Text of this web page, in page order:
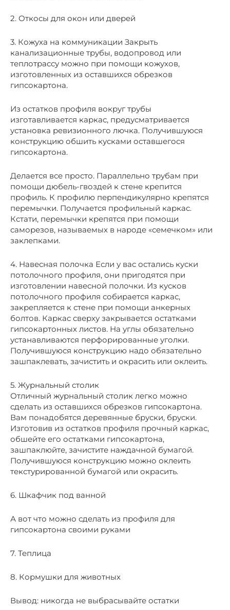
2. Откосы для окон или дверей
3. Кожуха на коммуникации Закрыть
канализационные трубы, водопровод или
теплотрассу можно при помощи кожухов,
изготовленных из оставшихся обрезков
гипсокартона.
Из остатков профиля вокруг трубы
изготавливается каркас, предусматривается
установка ревизионного лючка. Получившуюся
конструкцию обшить кусками оставшегося
гипсокартона.
Делается все просто. Параллельно трубам при
помощи дюбель-гвоздей к стене крепится
профиль. К профилю перпендикулярно крепятся
перемычки. Получается профильный каркас.
Кстати, перемычки крепятся при помощи
саморезов, называемых в народе «семечком» или
заклепками.
4. Навесная полочка Если у вас остались куски
потолочного профиля, они пригодятся при
изготовлении навесной полочки. Из кусков
потолочного профиля собирается каркас,
закрепляется к стене при помощи анкерных
болтов. Каркас сверху закрывается остатками
гипсокартонных листов. На углы обязательно
устанавливаются перфорированные уголки.
Получившуюся конструкцию надо обязательно
зашпаклевать, зачистить и окрасить или оклеить.
5. Журнальный столик
Отличный журнальный столик легко можно
сделать из оставшихся обрезков гипсокартона.
Вам понадобятся деревянные бруски, бруски.
Изготовив из остатков профиля прочный каркас,
обшейте его остатками гипсокартона,
зашпаклюйте, зачистите наждачной бумагой.
Получившуюся конструкцию можно оклеить
текстурированной бумагой или окрасить.
6. Шкафчик под ванной
А вот что можно сделать из профиля для
гипсокартона своими руками
7. Теплица
8. Кормушки для животных
Вывод: никогда не выбрасывайте остатки